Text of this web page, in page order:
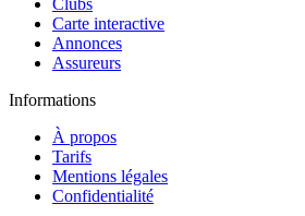
Clubs
Carte interactive
Annonces
Assureurs
Informations
À propos
Tarifs
Mentions légales
Confidentialité